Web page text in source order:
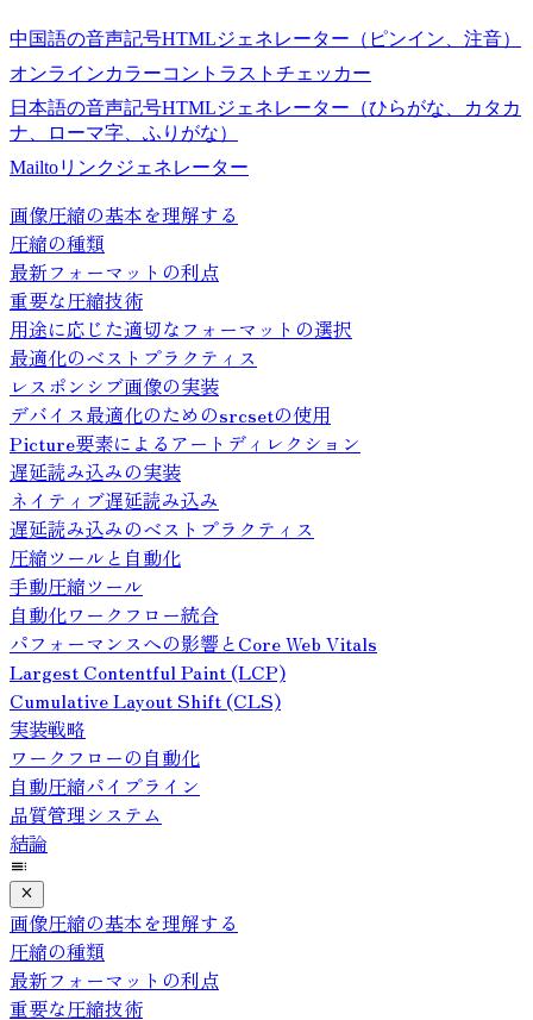
中国語の音声記号HTMLジェネレーター（ピンイン、注音）
オンラインカラーコントラストチェッカー
日本語の音声記号HTMLジェネレーター（ひらがな、カタカ
ナ、ローマ字、ふりがな）
Mailtoリンクジェネレーター
画像圧縮の基本を理解する
圧縮の種類
最新フォーマットの利点
重要な圧縮技術
用途に応じた適切なフォーマットの選択
最適化のベストプラクティス
レスポンシブ画像の実装
デバイス最適化のためのsrcsetの使用
Picture要素によるアートディレクション
遅延読み込みの実装
ネイティブ遅延読み込み
遅延読み込みのベストプラクティス
圧縮ツールと自動化
手動圧縮ツール
自動化ワークフロー統合
パフォーマンスへの影響とCore Web Vitals
Largest Contentful Paint (LCP)
Cumulative Layout Shift (CLS)
実装戦略
ワークフローの自動化
自動圧縮パイプライン
品質管理システム
結論
画像圧縮の基本を理解する
圧縮の種類
最新フォーマットの利点
重要な圧縮技術